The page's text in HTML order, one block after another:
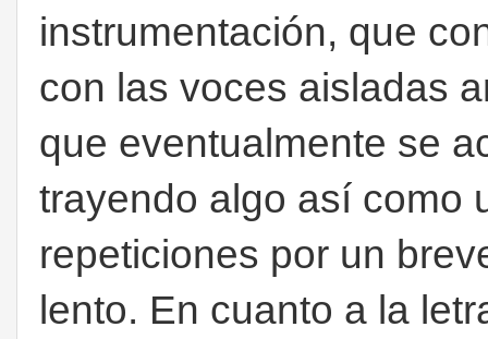
instrumentación, que
con las voces aisladas
que eventualmente se
trayendo algo así como
repeticiones por un
lento. En cuanto a la